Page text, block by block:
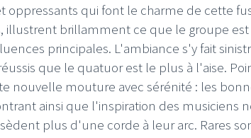
qui font le charme de cette
illustrent brillamment ce que le groupe
principales. L'ambiance s'y fait
que le quatuor est le plus à l'aise.
nouvelle mouture avec sérénité : les
ainsi que l'inspiration des musiciens
plus d'une corde à leur arc. Rares
LE GROS RIFFIFI
LE GROS RIFFIFI –